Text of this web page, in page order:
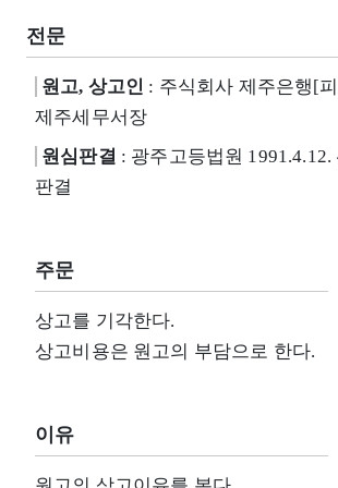
전문
원고, 상고인 : 주식회사 제주은행[
제주세무서장
원심판결 : 광주고등법원 1991.4.12.
판결
주문
상고를 기각한다.
상고비용은 원고의 부담으로 한다.
이유